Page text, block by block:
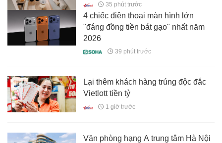
35 phút trước
4 chiếc điện thoại màn hình lớn
"đáng đồng tiền bát gạo" nhất năm
2026
39 phút trước
Lại thêm khách hàng trúng độc đắc
Vietlott tiền tỷ
1 giờ trước
Văn phòng hạng A trung tâm Hà Nội